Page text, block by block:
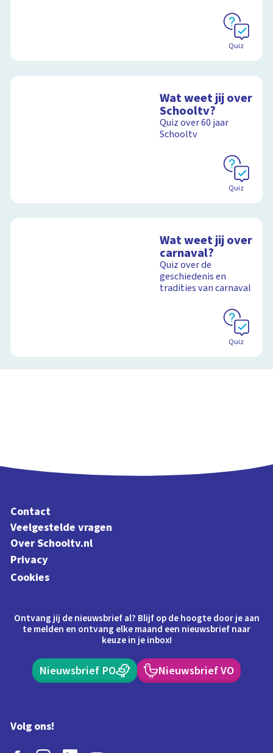
Quiz
Wat weet jij over
Schooltv?
Quiz over 60 jaar
Schooltv
Quiz
Wat weet jij over
carnaval?
Quiz over de
geschiedenis en
tradities van carnaval
Quiz
Contact
Veelgestelde vragen
Over Schooltv.nl
Privacy
Cookies
Ontvang jij de nieuwsbrief al? Blijf op de hoogte door je aan
te melden en ontvang elke maand een nieuwsbrief naar
keuze in je inbox!
Nieuwsbrief PO Nieuwsbrief VO
Volg ons!